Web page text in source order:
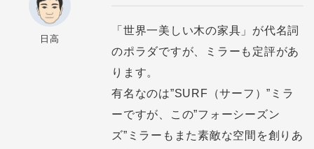
日高
「世界一美しい木の家具」が代名詞
のポラダですが、ミラーも定評があ
ります。
有名なのは”SURF（サーフ）”ミラ
ーですが、この”フォーシーズン
ズ”ミラーもまた素敵な空間を創りあ